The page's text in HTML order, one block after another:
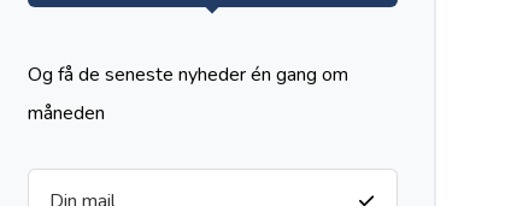
Og få de seneste nyheder én gang om
måneden